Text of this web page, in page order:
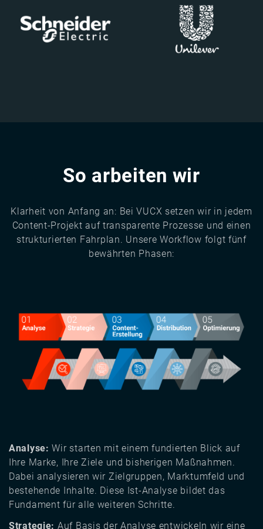
So arbeiten wir
Klarheit von Anfang an: Bei VUCX setzen wir in jedem
Content-Projekt auf transparente Prozesse und einen
strukturierten Fahrplan. Unsere Workflow folgt fünf
bewährten Phasen:
Image
Analyse:Wir starten mit einem fundierten Blick auf
Ihre Marke, Ihre Ziele und bisherigen Maßnahmen.
Dabei analysieren wir Zielgruppen, Marktumfeld und
bestehende Inhalte. Diese Ist-Analyse bildet das
Fundament für alle weiteren Schritte.
Strategie: Auf Basis der Analyse entwickeln wir eine